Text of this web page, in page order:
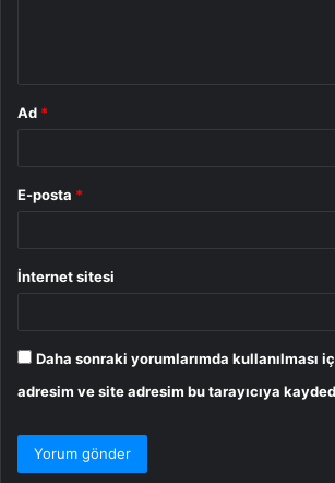
Ad *
E-posta *
İnternet sitesi
Daha sonraki yorumlarımda kullanılması
adresim ve site adresim bu tarayıcıya